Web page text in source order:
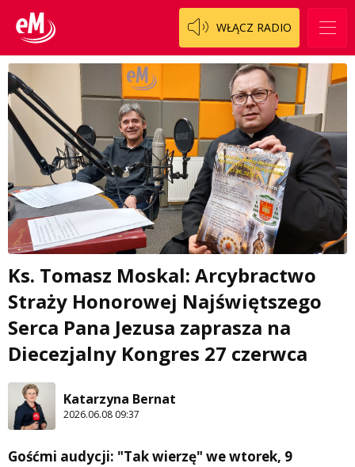
WŁĄCZ RADIO
Ks. Tomasz Moskal: Arcybractwo
Straży Honorowej Najświętszego
Serca Pana Jezusa zaprasza na
Diecezjalny Kongres 27 czerwca
Katarzyna Bernat
2026.06.08 09:37
Gośćmi audycji: "Tak wierzę" we wtorek, 9